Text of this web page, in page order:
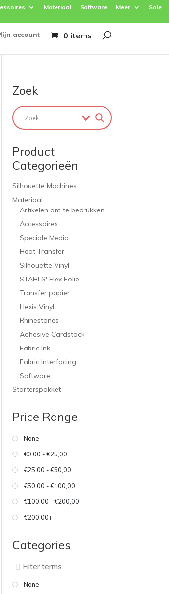
Materiaal Software Meer Sale
account 0 items
Zoek
Product
Categorieën
Silhouette Machines
Materiaal
Artikelen om te bedrukken
Accessoires
Speciale Media
Heat Transfer
Silhouette Vinyl
STAHLS' Flex Folie
Transfer papier
Hexis Vinyl
Rhinestones
Adhesive Cardstock
Fabric Ink
Fabric Interfacing
Software
Starterspakket
Price Range
None
€0,00 - €25,00
€25,00 - €50,00
€50,00 - €100,00
€100,00 - €200,00
€200,00+
Categories
None